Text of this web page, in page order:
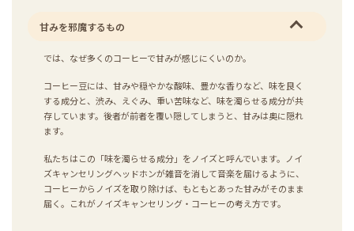
甘みを邪魔するもの
では、なぜ多くのコーヒーで甘みが感じにくいのか。
コーヒー豆には、甘みや穏やかな酸味、豊かな香りなど、味を良く
する成分と、渋み、えぐみ、重い苦味など、味を濁らせる成分が共
存しています。後者が前者を覆い隠してしまうと、甘みは奥に隠れ
ます。
私たちはこの「味を濁らせる成分」をノイズと呼んでいます。ノイ
ズキャンセリングヘッドホンが雑音を消して音楽を届けるように、
コーヒーからノイズを取り除けば、もともとあった甘みがそのまま
届く。これがノイズキャンセリング・コーヒーの考え方です。